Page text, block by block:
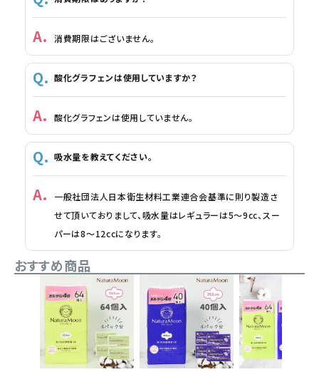
消費期限はございません。
酸化グラフェンは使用していますか？
酸化グラフェンは使用していません。
吸水量を教えてください。
一般社団法人日本衛生材料工業連合会基準に則り製造さ
せて頂いておりまして、吸水量はレギュラーは5～9cc、スー
パーは8～12ccになります。
おすすめ商品